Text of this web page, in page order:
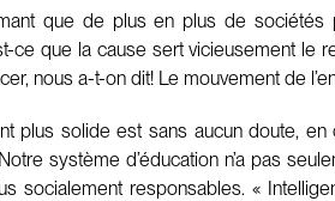
que de plus en plus de
ce que la cause sert vicieusement le
nous a-t-on dit! Le mouvement de
plus solide est sans aucun doute,
système d’éducation n’a pas
socialement responsables. «